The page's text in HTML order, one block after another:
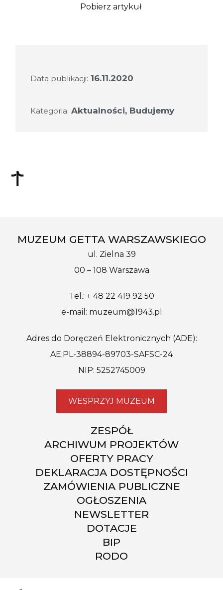
Pobierz artykuł
Data publikacji: 16.11.2020
Kategoria: Aktualności, Budujemy
MUZEUM GETTA WARSZAWSKIEGO
ul. Zielna 39
00 – 108 Warszawa
Tel.: + 48 22 419 92 50
e-mail: muzeum@1943.pl
Adres do Doręczeń Elektronicznych (ADE):
AE:PL-38894-89703-SAFSC-24
NIP: 5252745009
WESPRZYJ MUZEUM
ZESPÓŁ
ARCHIWUM PROJEKTÓW
OFERTY PRACY
DEKLARACJA DOSTĘPNOŚCI
ZAMÓWIENIA PUBLICZNE
OGŁOSZENIA
NEWSLETTER
DOTACJE
BIP
RODO